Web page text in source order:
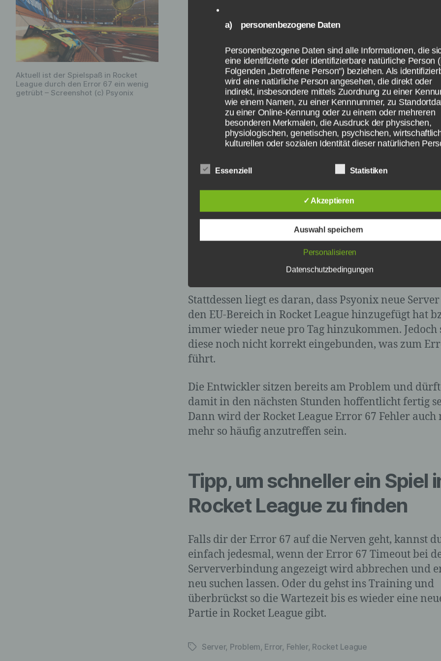
Aktuell ist der Spielspaß in Rocket
League durch den Error 67 ein wenig
getrübt – Screenshot (c) Psyonix
auch, dass nicht alle Spieler in der Partie
und bei Ranglistenspielen entsprechend ein
erfolgte. Bei den Playlist Spielen wurden diese
einfach durch die KI ersetzt und später konnten
Spieler noch beitreten.
Doch warum kommt es aktuell im Februar 2017 so
zu Error 67 in Rocket League? Zunächst einmal: Es
nicht an dir! Einige Seiten schreiben zwar, das du
ändern musst und es an deiner Internetverbindung
das ist aber mal komplett falsch! Zumindest jetzt im
Februar 2017
Neue Server nicht korrekt
eingebunden
Stattdessen liegt es daran, dass Psyonix neue
den EU-Bereich in Rocket League hinzugefügt hat
immer wieder neue pro Tag hinzukommen. Jedoch
diese noch nicht korrekt eingebunden, was zum
führt.
Die Entwickler sitzen bereits am Problem und
damit in den nächsten Stunden hoffentlicht fertig
Dann wird der Rocket League Error 67 Fehler auch
mehr so häufig anzutreffen sein.
Tipp, um schneller ein Spiel
Rocket League zu finden
Falls dir der Error 67 auf die Nerven geht, kannst
einfach jedesmal, wenn der Error 67 Timeout bei
Serververbindung angezeigt wird abbrechen und
neu suchen lassen. Oder du gehst ins Training und
überbrückst so die Wartezeit bis es wieder eine
Partie in Rocket League gibt.
Schlagwörter
Server, Problem, Error, Fehler, Rocket League
a) personenbezogene Daten
Personenbezogene Daten sind alle Informationen, die
eine identifizierte oder identifizierbare natürliche Person
Folgenden „betroffene Person") beziehen. Als
wird eine natürliche Person angesehen, die direkt oder
indirekt, insbesondere mittels Zuordnung zu einer
wie einem Namen, zu einer Kennnummer, zu
zu einer Online-Kennung oder zu einem oder mehreren
besonderen Merkmalen, die Ausdruck der physischen,
physiologischen, genetischen, psychischen,
kulturellen oder sozialen Identität dieser natürlichen
b) betroffene Person
Betroffene Person ist jede identifizierte oder
natürliche Person, deren personenbezogene Daten von
für die Verarbeitung Verantwortlichen verarbeitet werden.
Verarbeitung ist jeder mit oder ohne Hilfe automatisierter
Verfahren ausgeführte Vorgang oder jede solche
Vorgangsreihe im Zusammenhang mit
Daten wie das Erheben, das Erfassen, die Organisation,
Ordnen, die Speicherung, die Anpassung oder
Verknüpfung, die Einschränkung, das Löschen oder die
Vernichtung.
d) Einschränkung der Verarbeitung
künftige Verarbeitung einzuschränken.
Profiling ist jede Art der automatisierten Verarbeitung
personenbezogener Daten, die darin besteht, dass diese
personenbezogenen Daten verwendet werden, um
persönliche Aspekte, die sich auf eine natürliche Person
beziehen, zu bewerten, insbesondere, um Aspekte
Arbeitsleistung, wirtschaftlicher Lage, Gesundheit,
Aufenthaltsort oder Ortswechsel dieser natürlichen
Essenziell Statistiken
✓ Akzeptieren
Auswahl speichern
Personalisieren
Datenschutzbedingungen